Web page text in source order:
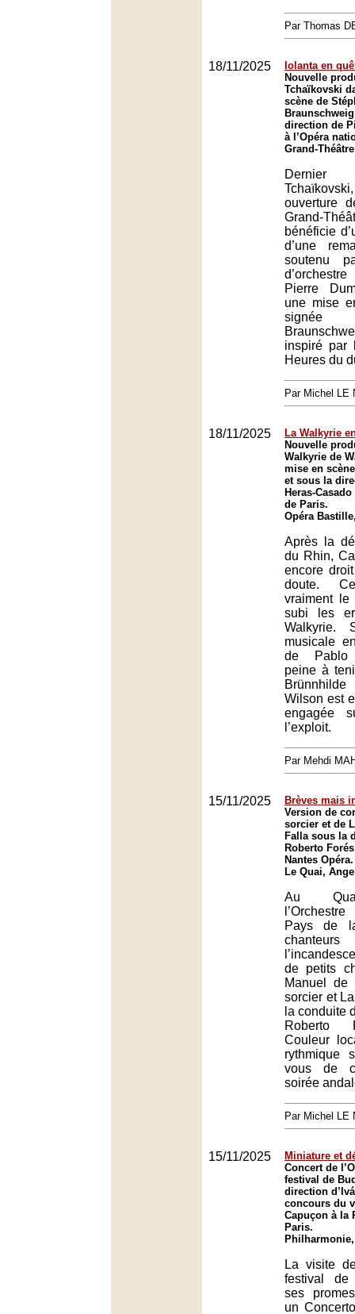
Par Thomas
18/11/2025
Iolanta en
Nouvelle
Tchaïkovski
scène de
direction de
à l’Opéra
Grand-
ouverture
Grand-
bénéficie
d’une
soutenu
Pierre
une mise
signée
inspiré par
Heures du
Par Michel LE
18/11/2025
La Walkyrie
Nouvelle
Walkyrie de
mise en
et sous la
Heras-
de Paris.
Opéra
Après la
du Rhin,
encore
doute.
vraiment le
subi les
Walkyrie.
musicale
de Pablo
peine à
Wilson est
engagée
l’exploit.
Par Mehdi
15/11/2025
Brèves mais
Version de
sorcier et de
Falla sous la
Roberto
Nantes Opéra.
Le Quai,
Au
Pays de
de petits
Manuel de
sorcier et
la conduite
Roberto
Couleur
rythmique
vous de
soirée
Par Michel LE
15/11/2025
Miniature et
Concert de
festival de
direction
concours du
Capuçon à la
Paris.
La visite
festival de
ses
un